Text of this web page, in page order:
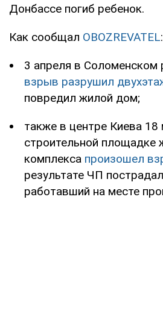
Донбассе погиб ребенок.
Как сообщал OBOZREVATEL:
3 апреля в Соломенском
взрыв разрушил
повредил жилой дом;
также в центре Киева 18
строительной площадке
комплекса произошел
результате ЧП
работавший на месте